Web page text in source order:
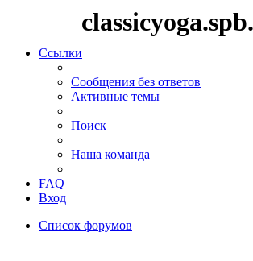
Ссылки
Сообщения без ответов
Активные темы
Поиск
Наша команда
FAQ
Вход
Список форумов